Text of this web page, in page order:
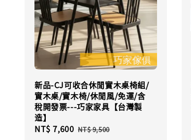
新品-CJ可收合休閒實木桌椅組/
實木桌/實木椅/休閒風/免運/含
稅開發票---巧家家具【台灣製
造】
Sale
NT$ 7,600 Regular
NT$ 9,500